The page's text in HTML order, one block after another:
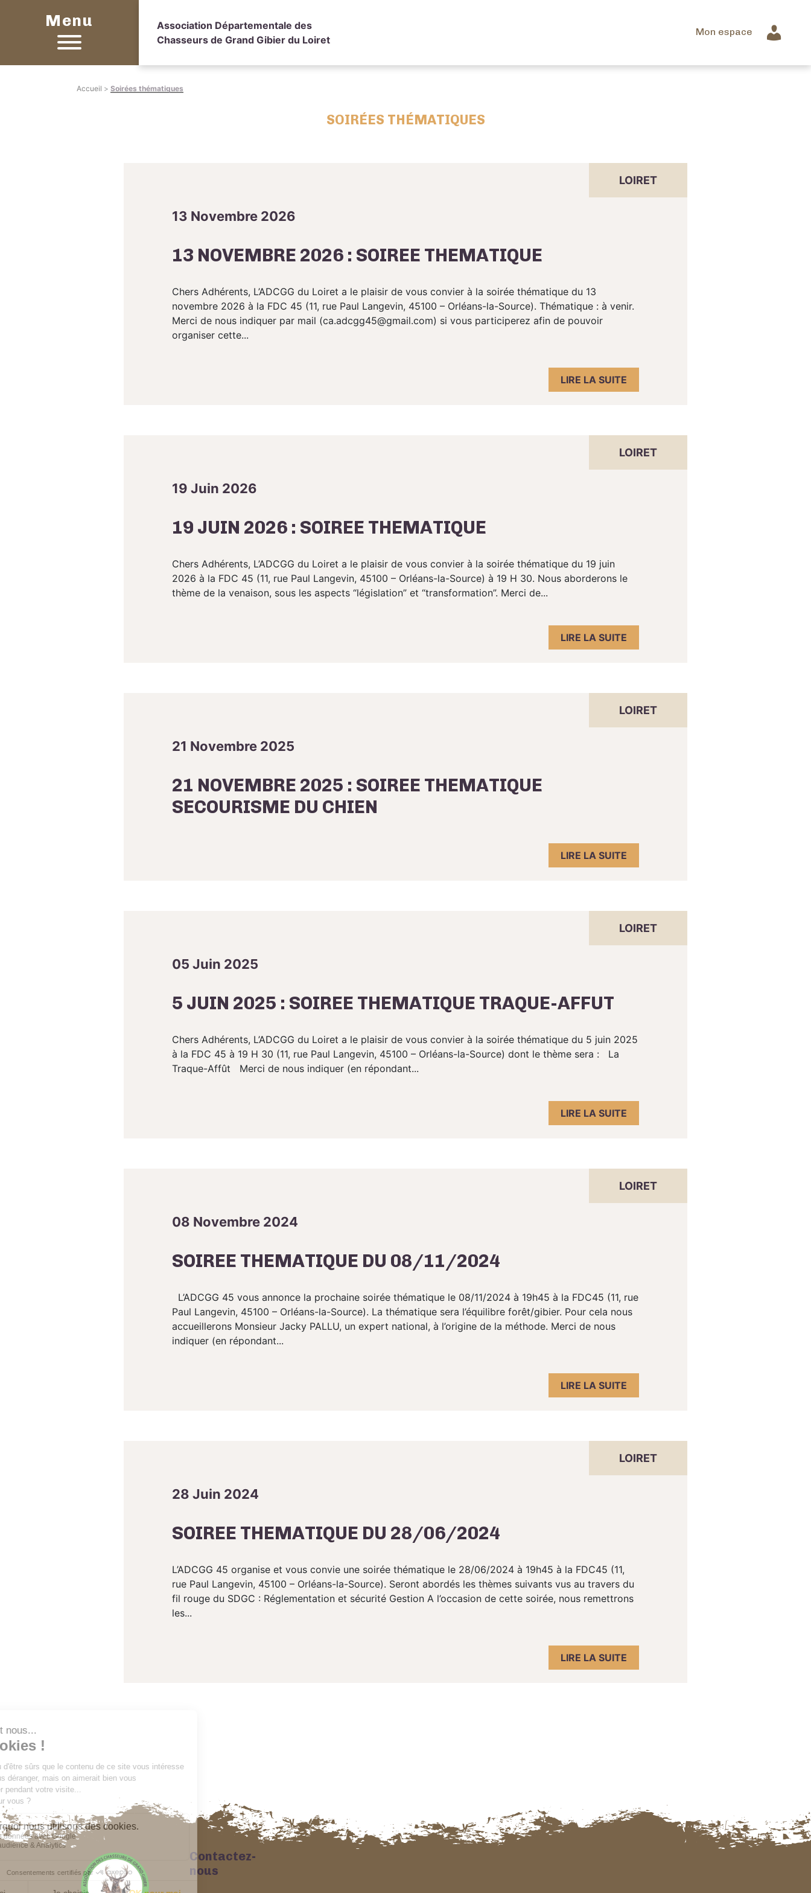
Menu
Association Départementale des
Chasseurs de Grand Gibier du Loiret
Mon espace
Accueil > Soirées thématiques
SOIRÉES THÉMATIQUES
LOIRET
13 Novembre 2026
13 NOVEMBRE 2026 : SOIREE THEMATIQUE
Chers Adhérents, L’ADCGG du Loiret a le plaisir de vous convier à la soirée thématique du 13
novembre 2026 à la FDC 45 (11, rue Paul Langevin, 45100 – Orléans-la-Source). Thématique : à venir.
Merci de nous indiquer par mail (ca.adcgg45@gmail.com) si vous participerez afin de pouvoir
organiser cette...
LIRE LA SUITE
LOIRET
19 Juin 2026
19 JUIN 2026 : SOIREE THEMATIQUE
Chers Adhérents, L’ADCGG du Loiret a le plaisir de vous convier à la soirée thématique du 19 juin
2026 à la FDC 45 (11, rue Paul Langevin, 45100 – Orléans-la-Source) à 19 H 30. Nous aborderons le
thème de la venaison, sous les aspects “législation” et “transformation”. Merci de...
LIRE LA SUITE
LOIRET
21 Novembre 2025
21 NOVEMBRE 2025 : SOIREE THEMATIQUE
SECOURISME DU CHIEN
LIRE LA SUITE
LOIRET
05 Juin 2025
5 JUIN 2025 : SOIREE THEMATIQUE TRAQUE-AFFUT
Chers Adhérents, L’ADCGG du Loiret a le plaisir de vous convier à la soirée thématique du 5 juin 2025
à la FDC 45 à 19 H 30 (11, rue Paul Langevin, 45100 – Orléans-la-Source) dont le thème sera : La
Traque-Affût Merci de nous indiquer (en répondant...
LIRE LA SUITE
LOIRET
08 Novembre 2024
SOIREE THEMATIQUE DU 08/11/2024
L’ADCGG 45 vous annonce la prochaine soirée thématique le 08/11/2024 à 19h45 à la FDC45 (11, rue
Paul Langevin, 45100 – Orléans-la-Source). La thématique sera l’équilibre forêt/gibier. Pour cela nous
accueillerons Monsieur Jacky PALLU, un expert national, à l’origine de la méthode. Merci de nous
indiquer (en répondant...
LIRE LA SUITE
LOIRET
28 Juin 2024
SOIREE THEMATIQUE DU 28/06/2024
L’ADCGG 45 organise et vous convie une soirée thématique le 28/06/2024 à 19h45 à la FDC45 (11,
rue Paul Langevin, 45100 – Orléans-la-Source). Seront abordés les thèmes suivants vus au travers du
fil rouge du SDGC : Réglementation et sécurité Gestion A l’occasion de cette soirée, nous remettrons
les...
LIRE LA SUITE
Contactez-
nous